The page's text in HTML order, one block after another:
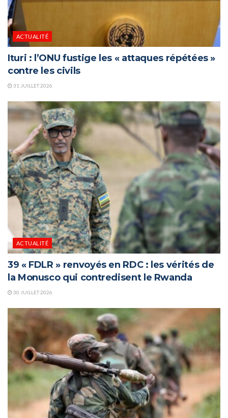
ACTUALITÉ
Ituri : l’ONU fustige les « attaques répétées »
contre les civils
31 JUILLET 2026
ACTUALITÉ
39 « FDLR » renvoyés en RDC : les vérités de
la Monusco qui contredisent le Rwanda
30 JUILLET 2026